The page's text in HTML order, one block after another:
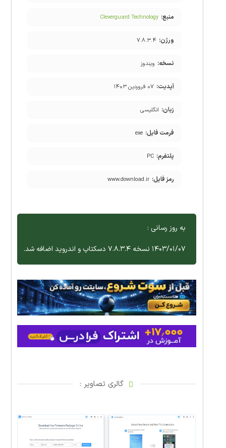
منبع: Cleverguard Technology
ورژن: ۷.۸.۳.۴
نسخه: ویندوز
آپدیت: ۰۷ فروردین ۱۴۰۳
زبان: انگلیسی
فرمت فایل: exe
پلتفرم: PC
رمز فایل: www.download.ir
به روز رسانی :
۱۴۰۳/۰۱/۰۷ نسخه ۷.۸.۳.۴ دسکتاپ و اندروید اضافه شد.
گالری تصاویر :